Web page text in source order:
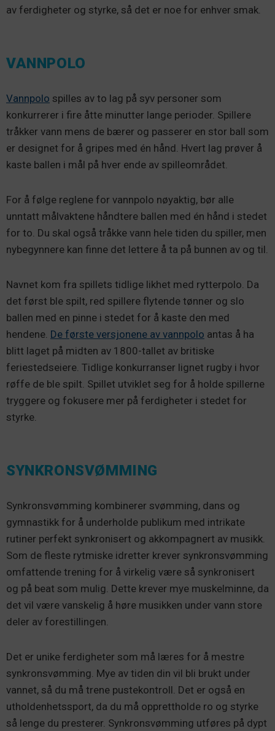
av ferdigheter og styrke, så det er noe for enhver smak.
VANNPOLO
Vannpolo spilles av to lag på syv personer som
konkurrerer i fire åtte minutter lange perioder. Spillere
tråkker vann mens de bærer og passerer en stor ball som
er designet for å gripes med én hånd. Hvert lag prøver å
kaste ballen i mål på hver ende av spilleområdet.
For å følge reglene for vannpolo nøyaktig, bør alle
unntatt målvaktene håndtere ballen med én hånd i stedet
for to. Du skal også tråkke vann hele tiden du spiller, men
nybegynnere kan finne det lettere å ta på bunnen av og til.
Navnet kom fra spillets tidlige likhet med rytterpolo. Da
det først ble spilt, red spillere flytende tønner og slo
ballen med en pinne i stedet for å kaste den med
hendene. De første versjonene av vannpolo antas å ha
blitt laget på midten av 1800-tallet av britiske
feriestedseiere. Tidlige konkurranser lignet rugby i hvor
røffe de ble spilt. Spillet utviklet seg for å holde spillerne
tryggere og fokusere mer på ferdigheter i stedet for
styrke.
SYNKRONSVØMMING
Synkronsvømming kombinerer svømming, dans og
gymnastikk for å underholde publikum med intrikate
rutiner perfekt synkronisert og akkompagnert av musikk.
Som de fleste rytmiske idretter krever synkronsvømming
omfattende trening for å virkelig være så synkronisert
og på beat som mulig. Dette krever mye muskelminne, da
det vil være vanskelig å høre musikken under vann store
deler av forestillingen.
Det er unike ferdigheter som må læres for å mestre
synkronsvømming. Mye av tiden din vil bli brukt under
vannet, så du må trene pustekontroll. Det er også en
utholdenhetssport, da du må opprettholde ro og styrke
så lenge du presterer. Synkronsvømming utføres på dypt